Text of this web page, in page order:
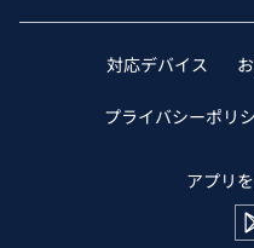
対応デバイス
プライバシーポリ
アプリ